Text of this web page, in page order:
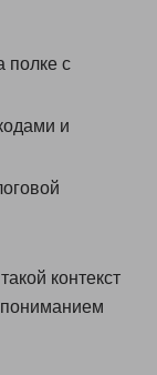
полке с
и
контекст